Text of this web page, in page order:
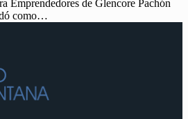
Emprendedores de Glencore Pachón
como…